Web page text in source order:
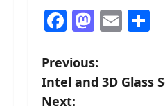
Facebook
Email
P
o
Previous:
Intel and 3D Glass
Next: